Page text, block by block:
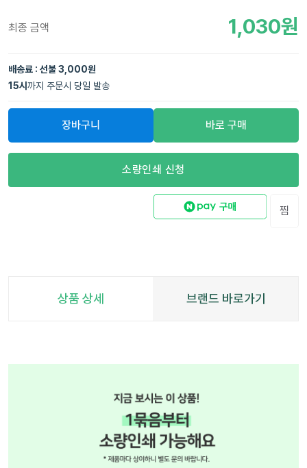
최종 금액 1,030원
배송료 : 선불 3,000원
15시 까지 주문시 당일 발송
장바구니 바로 구매
소량인쇄 신청
찜
상품 상세 브랜드 바로가기